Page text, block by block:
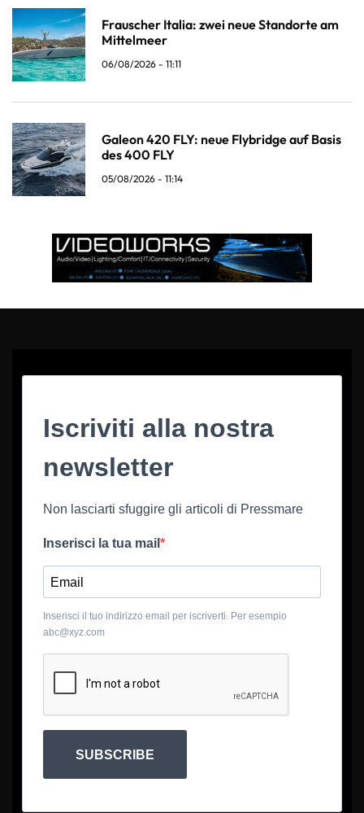
Frauscher Italia: zwei neue Standorte am
Mittelmeer
06/08/2026 - 11:11
Galeon 420 FLY: neue Flybridge auf Basis
des 400 FLY
05/08/2026 - 11:14
Iscriviti alla nostra
newsletter
Non lasciarti sfuggire gli articoli di Pressmare
Inserisci la tua mail
Inserisci il tuo indirizzo email per iscriverti. Per esempio
abc@xyz.com
SUBSCRIBE